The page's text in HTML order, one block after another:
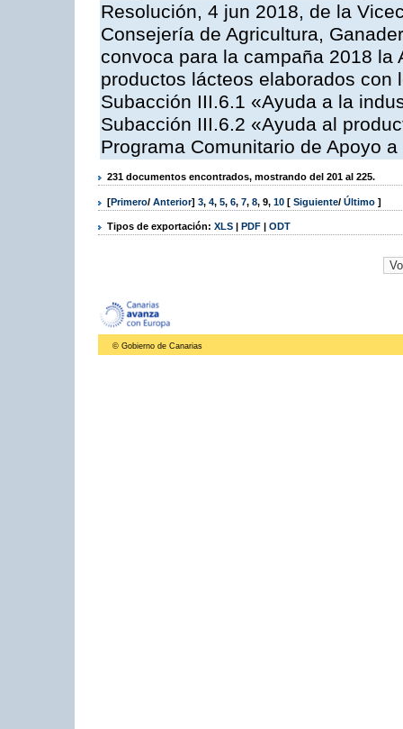
Resolución, 4 jun 2018, de la
Consejería de Agricultura,
convoca para la campaña 2018
productos lácteos elaborados
Subacción III.6.1 «Ayuda a la
Subacción III.6.2 «Ayuda al
Programa Comunitario de Apoyo
231 documentos encontrados, mostrando del 201 al 225.
[Primero/ Anterior] 3, 4, 5, 6, 7, 8, 9, 10 [ Siguiente/ Último ]
Tipos de exportación: XLS | PDF | ODT
© Gobierno de Canarias